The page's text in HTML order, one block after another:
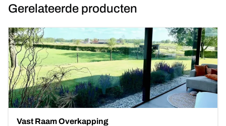
Gerelateerde producten
Vast Raam Overkapping